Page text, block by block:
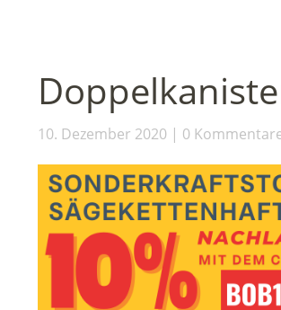
10. Dezember 2020 0